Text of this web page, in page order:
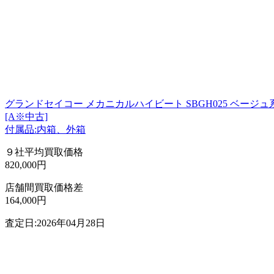
グランドセイコー メカニカルハイビート SBGH025 ベージュ
[A※中古]
付属品:内箱、外箱
９社平均買取価格
820,000円
店舗間買取価格差
164,000円
査定日:2026年04月28日